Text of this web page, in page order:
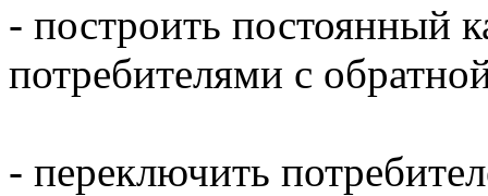
- построить постоянный
потребителями с
- переключить